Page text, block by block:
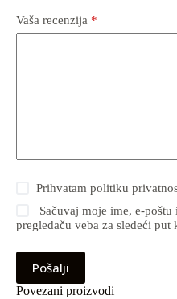
Vaša recenzija *
Prihvatampolitiku
Sačuvaj moje ime, e-
pregledaču veba za sledeći put
Pošalji
Povezani proizvodi